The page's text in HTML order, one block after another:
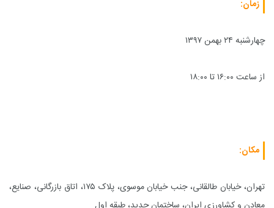
زمان:
چهارشنبه ۲۴ بهمن ۱۳۹۷
از ساعت ۱۶:۰۰ تا ۱۸:۰۰
مکان:
تهران، خیابان طالقانی، جنب خیابان موسوی، پلاک ۱۷۵، اتاق بازرگانی، صنایع،